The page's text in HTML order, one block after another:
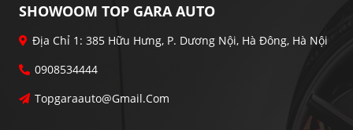
SHOWOOM TOP GARA AUTO
Địa Chỉ 1: 385 Hữu Hưng, P. Dương Nội, Hà Đông, Hà Nội
0908534444
Topgaraauto@gmail.com